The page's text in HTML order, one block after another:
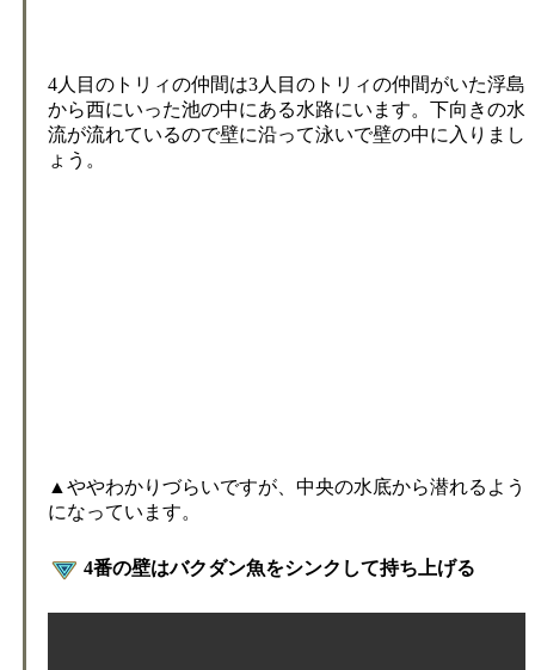
4人目のトリィの仲間は3人目のトリィの仲間がいた浮島
から西にいった池の中にある水路にいます。下向きの水
流が流れているので壁に沿って泳いで壁の中に入りまし
ょう。
▲ややわかりづらいですが、中央の水底から潜れるよう
になっています。
4番の壁はバクダン魚をシンクして持ち上げる